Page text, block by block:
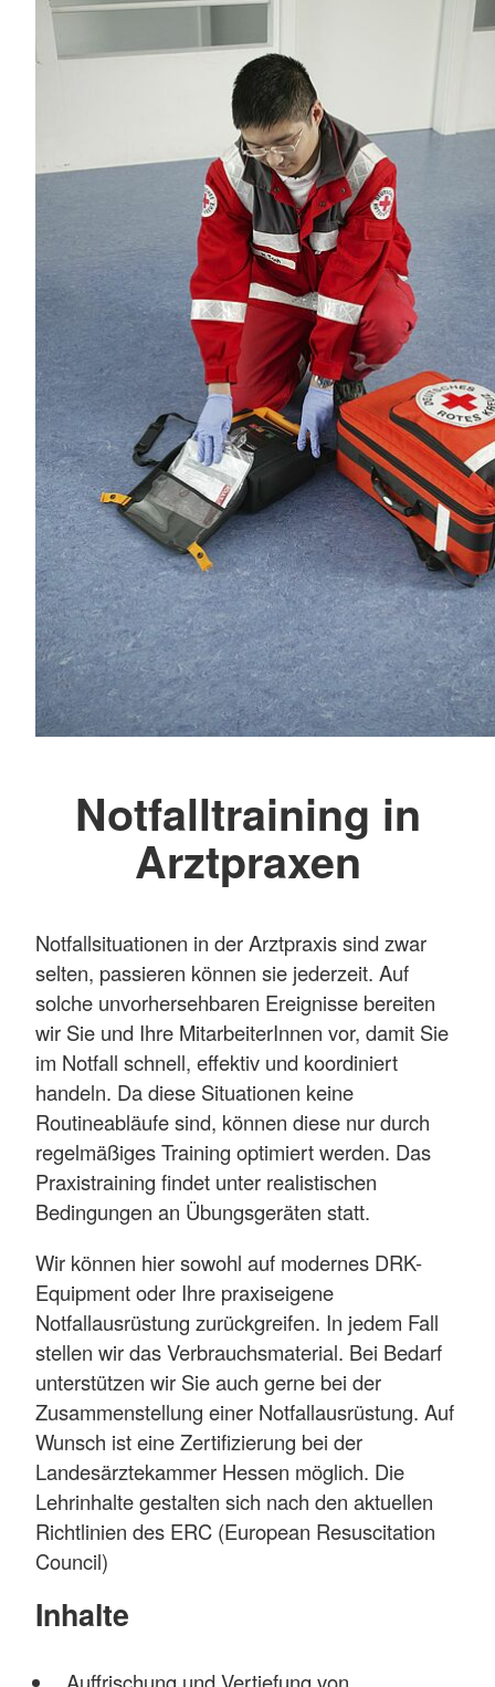
Notfalltraining in
Arztpraxen
Notfallsituationen in der Arztpraxis sind zwar
selten, passieren können sie jederzeit. Auf
solche unvorhersehbaren Ereignisse bereiten
wir Sie und Ihre MitarbeiterInnen vor, damit Sie
im Notfall schnell, effektiv und koordiniert
handeln. Da diese Situationen keine
Routineabläufe sind, können diese nur durch
regelmäßiges Training optimiert werden. Das
Praxistraining findet unter realistischen
Bedingungen an Übungsgeräten statt.
Wir können hier sowohl auf modernes DRK-
Equipment oder Ihre praxiseigene
Notfallausrüstung zurückgreifen. In jedem Fall
stellen wir das Verbrauchsmaterial. Bei Bedarf
unterstützen wir Sie auch gerne bei der
Zusammenstellung einer Notfallausrüstung. Auf
Wunsch ist eine Zertifizierung bei der
Landesärztekammer Hessen möglich. Die
Lehrinhalte gestalten sich nach den aktuellen
Richtlinien des ERC (European Resuscitation
Council)
Inhalte